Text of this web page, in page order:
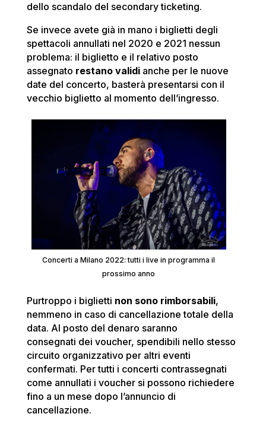
dello scandalo del secondary ticketing.
Se invece avete già in mano i biglietti degli
spettacoli annullati nel 2020 e 2021 nessun
problema: il biglietto e il relativo posto
assegnato restano validianche per le nuove
date del concerto, basterà presentarsi con il
vecchio biglietto al momento dell’ingresso.
Concerti a Milano 2022: tutti i live in programma il
prossimo anno
Purtroppo i biglietti non sono rimborsabili,
nemmeno in caso di cancellazione totale della
data. Al posto del denaro saranno
consegnati dei voucher, spendibili nello stesso
circuito organizzativo per altri eventi
confermati. Per tutti i concerti contrassegnati
come annullati i voucher si possono richiedere
fino a un mese dopo l’annuncio di
cancellazione.